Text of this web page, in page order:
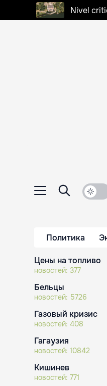
Nivel
Политика
Цены на топливо
новостей: 377
Бельцы
новостей: 5726
Газовый кризис
новостей: 408
Гагаузия
новостей: 10842
Кишинев
новостей: 771